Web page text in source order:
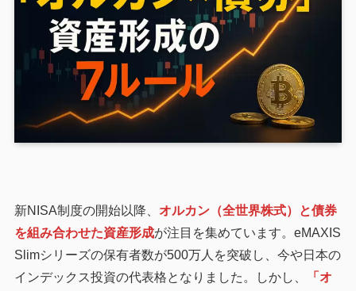
新NISA制度の開始以降、 オルカン（全世界株式）と債券
を組み合わせた資産形成が注目を集めています。eMAXIS
Slimシリーズの保有者数が500万人を突破し、今や日本の
インデックス投資の代表格となりました。しかし、
「オ